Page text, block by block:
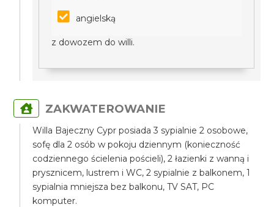
angielską
z dowozem do willi.
ZAKWATEROWANIE
Willa Bajeczny Cypr posiada 3 sypialnie 2 osobowe,
sofę dla 2 osób w pokoju dziennym (konieczność
codziennego ścielenia pościeli), 2 łazienki z wanną i
prysznicem, lustrem i WC, 2 sypialnie z balkonem, 1
sypialnia mniejsza bez balkonu, TV SAT, PC
komputer.